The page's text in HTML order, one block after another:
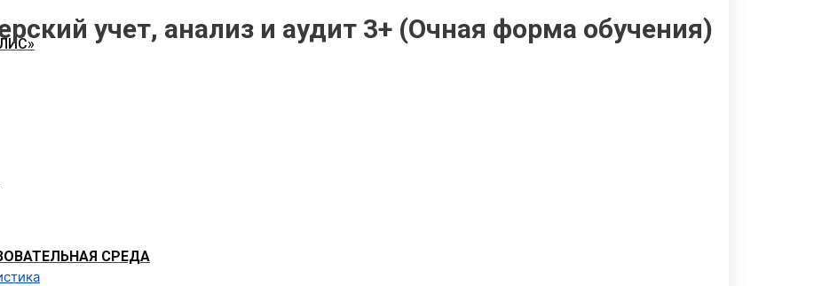
СРЕДА
учет, анализ и аудит 3+ (Очная форма обучения)